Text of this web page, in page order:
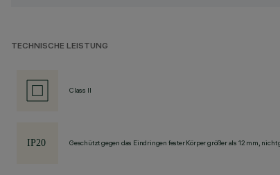
TECHNISCHE LEISTUNG
Class II
Geschützt gegen das Eindringen fester Körper größer als 12 mm,